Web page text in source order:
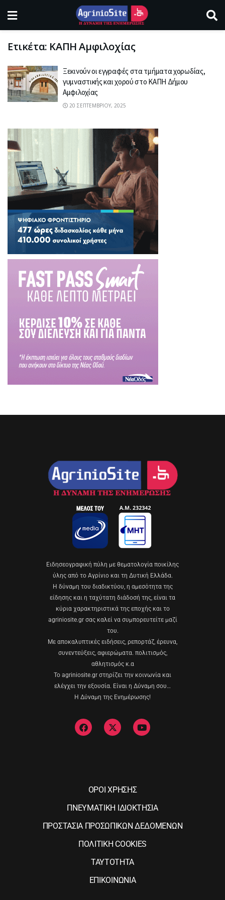
Ετικέτα: ΚΑΠΗ Αμφιλοχίας
Ξεκινούν οι εγγραφές στα τμήματα χορωδίας,
γυμναστικής και χορού στο ΚΑΠΗ Δήμου
Αμφιλοχίας
20 ΣΕΠΤΕΜΒΡΊΟΥ, 2025
Eιδησεογραφική πύλη με θεματολογία ποικίλης
ύλης από το Αγρίνιο και τη Δυτική Ελλάδα.
Η δύναμη του διαδικτύου, η αμεσότητα της
είδησης και η ταχύτατη διάδοσή της, είναι τα
κύρια χαρακτηριστικά της εποχής και το
agriniosite.gr σας καλεί να συμπορευτείτε μαζί
του.
Με αποκαλυπτικές ειδήσεις, ρεπορτάζ, έρευνα,
συνεντεύξεις, αφιερώματα. πολιτισμός,
αθλητισμός κ.α
Το agriniosite.gr στηρίζει την κοινωνία και
ελέγχει την εξουσία. Είναι η Δύναμη σου…
Η Δύναμη της Ενημέρωσης!
ΟΡΟΙ ΧΡΗΣΗΣ
ΠΝΕΥΜΑΤΙΚΗ ΙΔΙΟΚΤΗΣΙΑ
ΠΡΟΣΤΑΣΙΑ ΠΡΟΣΩΠΙΚΩΝ ΔΕΔΟΜΕΝΩΝ
ΠΟΛΙΤΙΚΗ COOKIES
ΤΑΥΤΟΤΗΤΑ
ΕΠΙΚΟΙΝΩΝΙΑ